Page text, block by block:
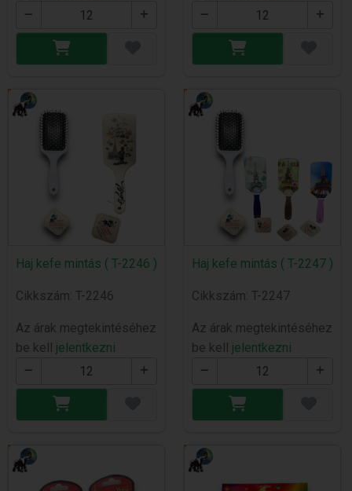
Haj kefe mintás ( T-2246 )
Cikkszám: T-2246
Az árak megtekintéséhez
be kell jelentkezni
Haj kefe mintás ( T-2247 )
Cikkszám: T-2247
Az árak megtekintéséhez
be kell jelentkezni